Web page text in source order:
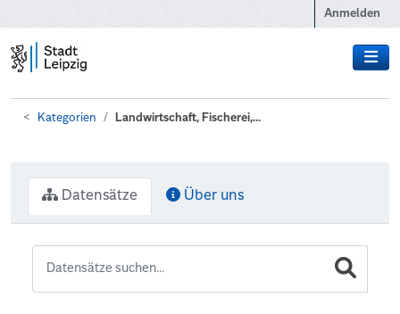
Anmelden
Kategorien Landwirtschaft, Fischerei,...
Datensätze Über uns